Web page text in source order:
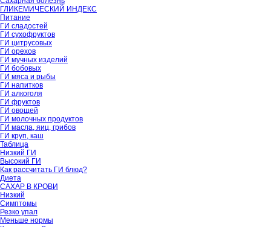
ГЛИКЕМИЧЕСКИЙ ИНДЕКС
Питание
ГИ сладостей
ГИ сухофруктов
ГИ цитрусовых
ГИ орехов
ГИ мучных изделий
ГИ бобовых
ГИ мяса и рыбы
ГИ напитков
ГИ алкоголя
ГИ фруктов
ГИ овощей
ГИ молочных продуктов
ГИ масла, яиц, грибов
ГИ круп, каш
Таблица
Низкий ГИ
Высокий ГИ
Как рассчитать ГИ блюд?
Диета
САХАР В КРОВИ
Низкий
Симптомы
Резко упал
Меньше нормы